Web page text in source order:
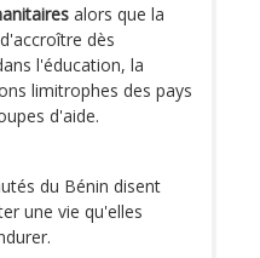
alors que la
dès
l'éducation, la
limitrophes des pays
d'aide.
du Bénin disent
une vie qu'elles